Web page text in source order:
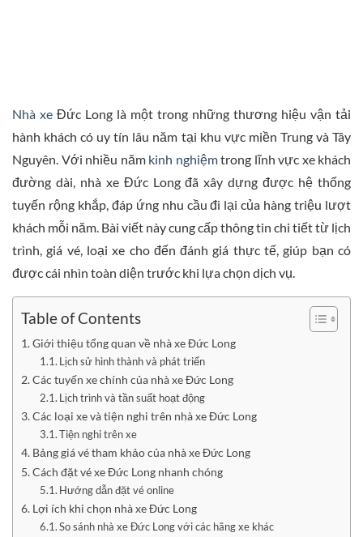
Nhà xe Đức Long là một trong những thương hiệu vận tải
hành khách có uy tín lâu năm tại khu vực miền Trung và Tây
Nguyên. Với nhiều năm kinh nghiệmtrong lĩnh vực xe khách
đường dài, nhà xe Đức Long đã xây dựng được hệ thống
tuyến rộng khắp, đáp ứng nhu cầu đi lại của hàng triệu lượt
khách mỗi năm. Bài viết này cung cấp thông tin chi tiết từ lịch
trình, giá vé, loại xe cho đến đánh giá thực tế, giúp bạn có
được cái nhìn toàn diện trước khi lựa chọn dịch vụ.
Table of Contents
Giới thiệu tổng quan về nhà xe Đức Long
Lịch sử hình thành và phát triển
Các tuyến xe chính của nhà xe Đức Long
Lịch trình và tần suất hoạt động
Các loại xe và tiện nghi trên nhà xe Đức Long
Tiện nghi trên xe
Bảng giá vé tham khảo của nhà xe Đức Long
Cách đặt vé xe Đức Long nhanh chóng
Hướng dẫn đặt vé online
Lợi ích khi chọn nhà xe Đức Long
So sánh nhà xe Đức Long với các hãng xe khác